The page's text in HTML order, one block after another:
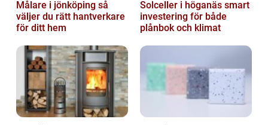
Målare i jönköping så
väljer du rätt hantverkare
för ditt hem
Solceller i höganäs smart
investering för både
plånbok och klimat